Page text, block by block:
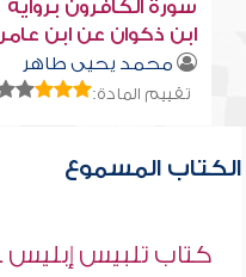
سورة الكافرون برواية
ابن ذكوان عن ابن عامر
محمد يحيى طاهر
تقييم المادة:
الكتاب المسموع
كتاب تلبيس إبليس 51